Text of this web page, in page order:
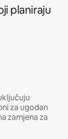
planiraju
za ugodan
zamjena za